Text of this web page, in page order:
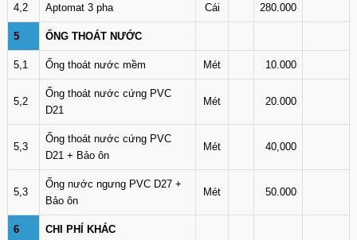
4,2 Aptomat 3 pha Cái 280.000
5 ỐNG THOÁT NƯỚC
5,1 Ống thoát nước mềm Mét 10.000
5,2
Ống thoát nước cứng PVC
D21
Mét 20.000
5,3
Ống thoát nước cứng PVC
D21 + Bảo ôn
Mét 40,000
5,3
Ống nước ngưng PVC D27 +
Bảo ôn
Mét 50.000
6 CHI PHÍ KHÁC